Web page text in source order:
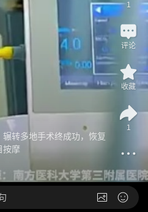
转多地手术终成功，恢复
按摩
1
评论
收藏
1